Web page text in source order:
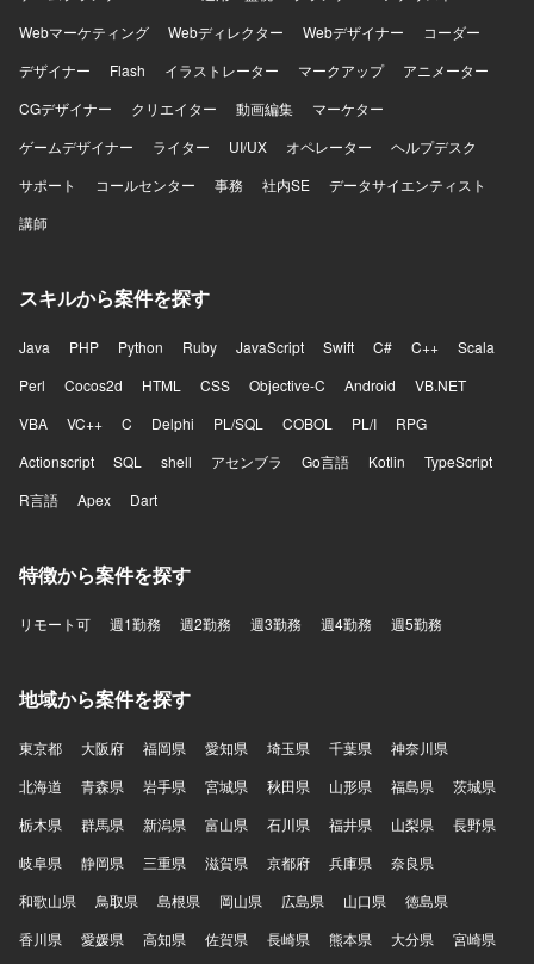
Webマーケティング
Webディレクター Webデザイナー
コーダー
デザイナー
Flash イラストレーター マークアップ
アニメーター
CGデザイナー
クリエイター 動画編集
マーケター
ゲームデザイナー
ライター UI/UX オペレーター
ヘルプデスク
サポート
コールセンター 事務 社内SE
データサイエンティスト
講師
スキルから案件を探す
Java PHP Python Ruby JavaScript Swift C# C++
Scala
Perl
Cocos2d HTML CSS Objective-C Android
VB.NET
VBA
VC++ C Delphi PL/SQL COBOL PL/I
RPG
Actionscript
SQL shell アセンブラ Go言語 Kotlin
TypeScript
R言語
Apex Dart
特徴から案件を探す
リモート可 週1勤務 週2勤務 週3勤務 週4勤務 週5勤務
地域から案件を探す
東京都 大阪府 福岡県 愛知県 埼玉県 千葉県
神奈川県
北海道
青森県 岩手県 宮城県 秋田県 山形県 福島県
茨城県
栃木県
群馬県 新潟県 富山県 石川県 福井県 山梨県
長野県
岐阜県
静岡県 三重県 滋賀県 京都府 兵庫県
奈良県
和歌山県
鳥取県 島根県 岡山県 広島県 山口県
徳島県
香川県
愛媛県 高知県 佐賀県 長崎県 熊本県 大分県 宮崎県